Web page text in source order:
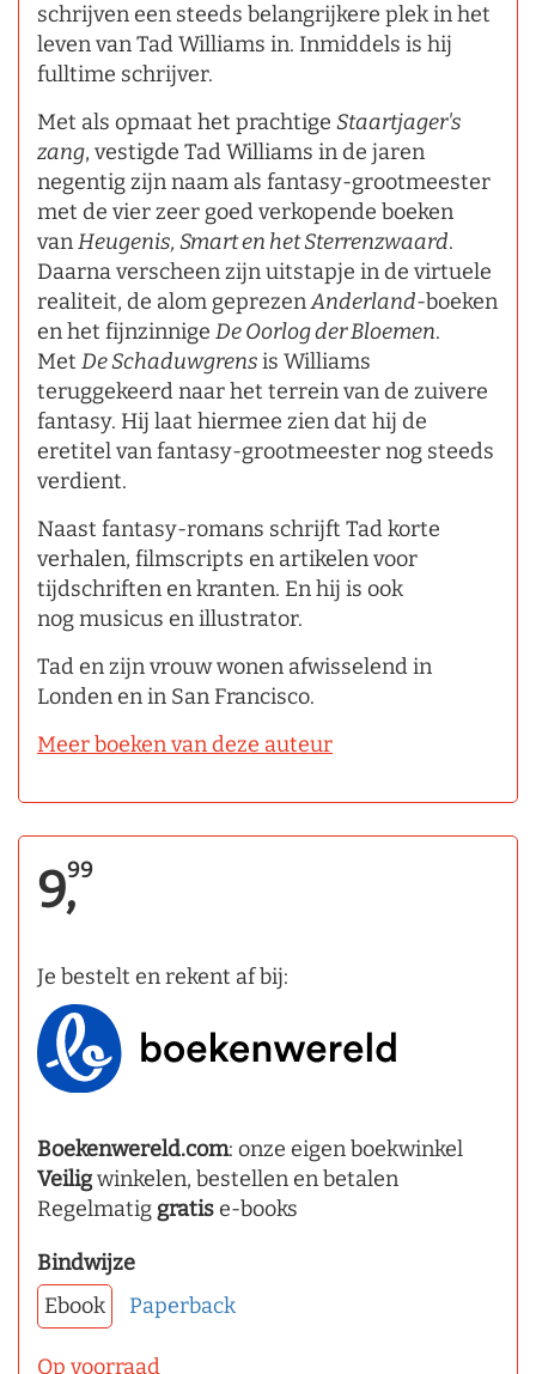
schrijven een steeds belangrijkere plek in het
leven van Tad Williams in. Inmiddels is hij
fulltime schrijver.
Met als opmaat het prachtige Staartjager's
zang, vestigde Tad Williams in de jaren
negentig zijn naam als fantasy-grootmeester
met de vier zeer goed verkopende boeken
vanHeugenis, Smart en het Sterrenzwaard.
Daarna verscheen zijn uitstapje in de virtuele
realiteit, de alom geprezenAnderland-boeken
en het fijnzinnige De Oorlog der Bloemen.
Met De Schaduwgrensis Williams
teruggekeerd naar het terrein van de zuivere
fantasy. Hij laat hiermee zien dat hij de
eretitel van fantasy-grootmeester nog steeds
verdient.
Naast fantasy-romans schrijft Tad korte
verhalen, filmscripts en artikelen voor
tijdschriften en kranten. En hij is ook
nog musicus en illustrator.
Tad en zijn vrouw wonen afwisselend in
Londen en in San Francisco.
Meer boeken van deze auteur
9,99
Je bestelt en rekent af bij:
Boekenwereld.com: onze eigen boekwinkel
Veiligwinkelen, bestellen en betalen
Regelmatig gratise-books
Bindwijze
Ebook
Paperback
Op voorraad